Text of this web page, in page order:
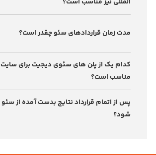
مدت زمان قراردادهای سئو چقدر است؟
کدام یک از پلن های سئوی دیجیت برای
مناسب است؟
پس از اتمام قرارداد نتایج بدست آمده از
شود؟